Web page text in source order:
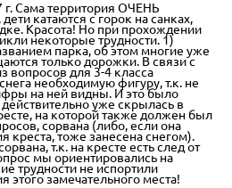
г. Сама территория ОЧЕНЬ
катаются с горок на санках,
Красота! Но при прохождении
некоторые трудности. 1)
парка, об этом многие уже
только дорожки. В связи с
вопросов для 3-4 класса
необходимую фигуру, т.к. не
на ней видны. И это было
уже скрылась в
на которой также должен был
сорвана (либо, если она
креста, тоже занесена снегом).
т.к. на кресте есть след от
мы ориентировались на
трудности не испортили
этого замечательного места!